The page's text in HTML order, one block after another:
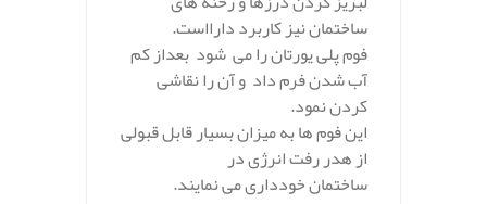
ساختمان نیز کاربرد دارااست.
فوم پلی یورتان را می شود بعداز کم
آب شدن فرم داد و آن را نقاشی
کردن نمود.
این فوم ها به میزان بسیار قابل قبولی
از هدر رفت انرژی در
ساختمان خودداری می نمایند.